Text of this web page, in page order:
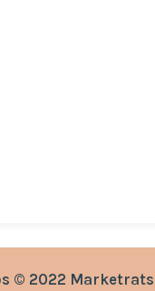
© 2022 Marketrats